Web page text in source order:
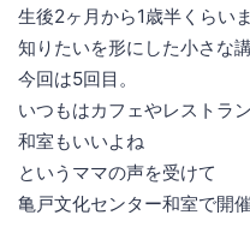
生後2ヶ月から1歳半くらい
知りたいを形にした小さな
今回は5回目。
いつもはカフェやレストラ
和室もいいよね
というママの声を受けて
亀戸文化センター和室で開催